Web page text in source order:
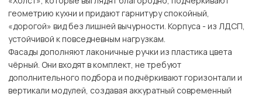
геометрию кухни и придают гарнитуру спокойный,
«дорогой» вид без лишней вычурности. Корпуса - из ЛДСП,
устойчивой к повседневным нагрузкам.
Фасады дополняют лаконичные ручки из пластика цвета
чёрный. Они входят в комплект, не требуют
дополнительного подбора и подчёркивают горизонтали и
вертикали модулей, создавая аккуратный современный